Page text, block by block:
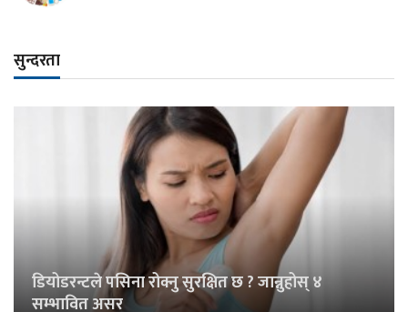
सुन्दरता
डियोडरन्टले पसिना रोक्नु सुरक्षित छ ? जान्नुहोस् ४
सम्भावित असर